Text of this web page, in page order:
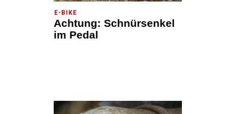
E-BIKE
Achtung: Schnürsenkel
im Pedal